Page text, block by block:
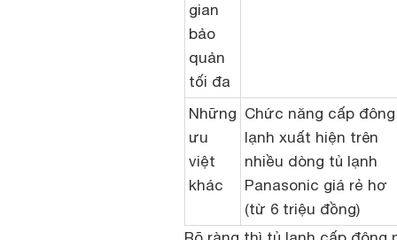
gian
bảo
quản
tối đa
Những
ưu
việt
khác
Chức năng cấp đông
lạnh xuất hiện trên
nhiều dòng tủ lạnh
Panasonic giá rẻ hơ
(từ 6 triệu đồng)